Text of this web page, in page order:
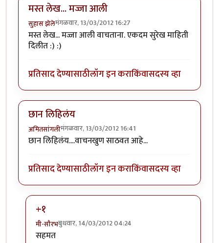
मस्त लेख... मज्जा आली
सुहास झेलेमंगळवार, 13/03/2012 16:27
मस्त लेख... मज्जा आली वाचताना. एकदम सुरेख माहिती
दिलीत :) :)
प्रतिसाद देण्यासाठीलॉग इन कराकिंवासदस्य व्हा
छान लिहिलंय
अमितसांगलीमंगळवार, 13/03/2012 16:41
छान लिहिलंय....वाचनखुण साठवत आहे...
प्रतिसाद देण्यासाठीलॉग इन कराकिंवासदस्य व्हा
+१
मी-सौरभबुधवार, 14/03/2012 04:24
In reply to
सहमत